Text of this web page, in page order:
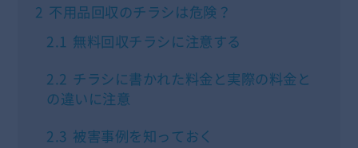
2 不用品回収のチラシは危険？
2.1 無料回収チラシに注意する
2.2 チラシに書かれた料金と実際の料金と
の違いに注意
2.3 被害事例を知っておく